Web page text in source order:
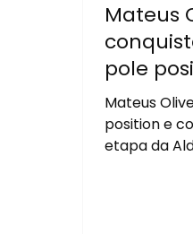
Mateus
pole
Kart Cup
Mateus
position e
etapa da